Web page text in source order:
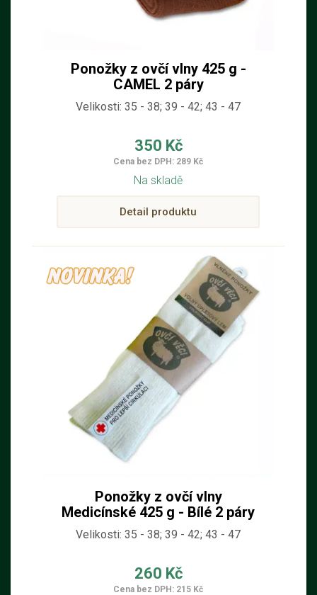
Ponožky z ovčí vlny 425 g -
CAMEL 2 páry
Velikosti: 35 - 38; 39 - 42; 43 - 47
350 Kč
Cena bez DPH: 289 Kč
Na skladě
Detail produktu
Ponožky z ovčí vlny
Medicínské 425 g - Bílé 2 páry
Velikosti: 35 - 38; 39 - 42; 43 - 47
260 Kč
Cena bez DPH: 215 Kč